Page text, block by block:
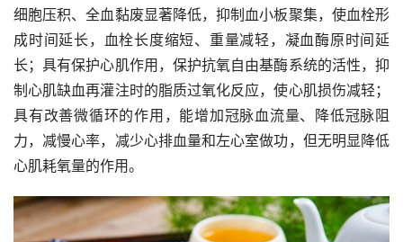
细胞压积、全血黏废显著降低，抑制血小板聚集，使血栓形
成时间延长，血栓长度缩短、重量减轻，凝血酶原时间延
长；具有保护心肌作用，保护抗氧自由基酶系统的活性，抑
制心肌缺血再灌注时的脂质过氧化反应，使心肌损伤减轻；
具有改善微循环的作用，能增加冠脉血流量、降低冠脉阻
力，减慢心率，减少心排血量和左心室做功，但无明显降低
心肌耗氧量的作用。